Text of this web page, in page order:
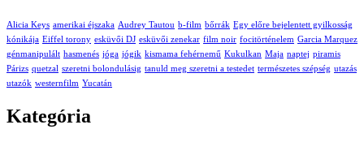
Alicia Keys amerikai éjszaka Audrey Tautou b-film bőrrák Egy előre bejelentett gyilkosság
kónikája Eiffel torony esküvői DJ esküvői zenekar film noir focitörténelem Garcia Marquez
génmanipulált hasmenés jóga jógik kismama fehérnemű Kukulkan Maja naptej piramis
Párizs quetzal szeretni bolondulásig tanuld meg szeretni a testedet természetes szépség utazás
utazók westernfilm Yucatán
Kategória